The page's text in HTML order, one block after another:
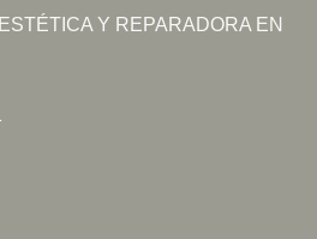
Y REPARADORA EN